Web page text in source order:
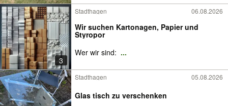
3
Stadthagen 06.08.2026
Wir suchen Kartonagen, Papier und
Styropor
Wer wir sind: ...
Stadthagen 05.08.2026
Glas tisch zu verschenken